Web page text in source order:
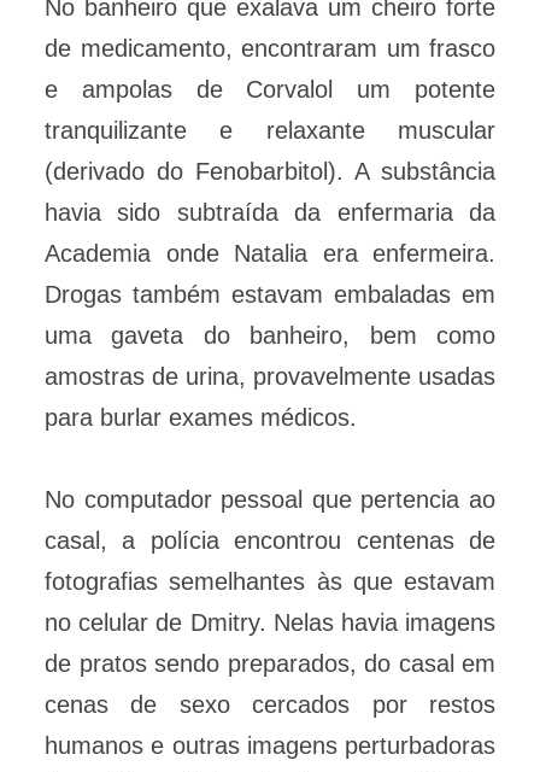
No banheiro que exalava um cheiro forte
de medicamento, encontraram um frasco
e ampolas de Corvalol um potente
tranquilizante e relaxante muscular
(derivado do Fenobarbitol). A substância
havia sido subtraída da enfermaria da
Academia onde Natalia era enfermeira.
Drogas também estavam embaladas em
uma gaveta do banheiro, bem como
amostras de urina, provavelmente usadas
para burlar exames médicos.
No computador pessoal que pertencia ao
casal, a polícia encontrou centenas de
fotografias semelhantes às que estavam
no celular de Dmitry. Nelas havia imagens
de pratos sendo preparados, do casal em
cenas de sexo cercados por restos
humanos e outras imagens perturbadoras